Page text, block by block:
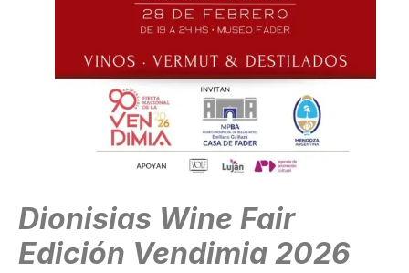
Dionisias Wine Fair
Edición Vendimia 2026